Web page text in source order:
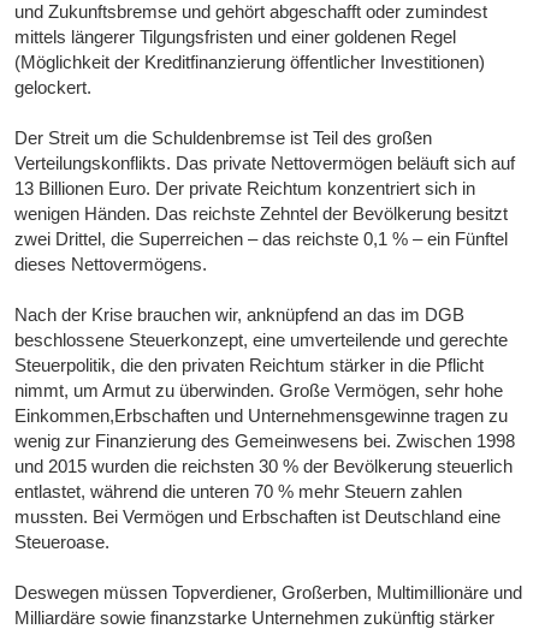
und Zukunftsbremse und gehört abgeschafft oder zumindest
mittels längerer Tilgungsfristen und einer goldenen Regel
(Möglichkeit der Kreditfinanzierung öffentlicher Investitionen)
gelockert.
Der Streit um die Schuldenbremse ist Teil des großen
Verteilungskonflikts. Das private Nettovermögen beläuft sich auf
13 Billionen Euro. Der private Reichtum konzentriert sich in
wenigen Händen. Das reichste Zehntel der Bevölkerung besitzt
zwei Drittel, die Superreichen – das reichste 0,1 % – ein Fünftel
dieses Nettovermögens.
Nach der Krise brauchen wir, anknüpfend an das im DGB
beschlossene Steuerkonzept, eine umverteilende und gerechte
Steuerpolitik, die den privaten Reichtum stärker in die Pflicht
nimmt, um Armut zu überwinden. Große Vermögen, sehr hohe
Einkommen,Erbschaften und Unternehmensgewinne tragen zu
wenig zur Finanzierung des Gemeinwesens bei. Zwischen 1998
und 2015 wurden die reichsten 30 % der Bevölkerung steuerlich
entlastet, während die unteren 70 % mehr Steuern zahlen
mussten. Bei Vermögen und Erbschaften ist Deutschland eine
Steueroase.
Deswegen müssen Topverdiener, Großerben, Multimillionäre und
Milliardäre sowie finanzstarke Unternehmen zukünftig stärker